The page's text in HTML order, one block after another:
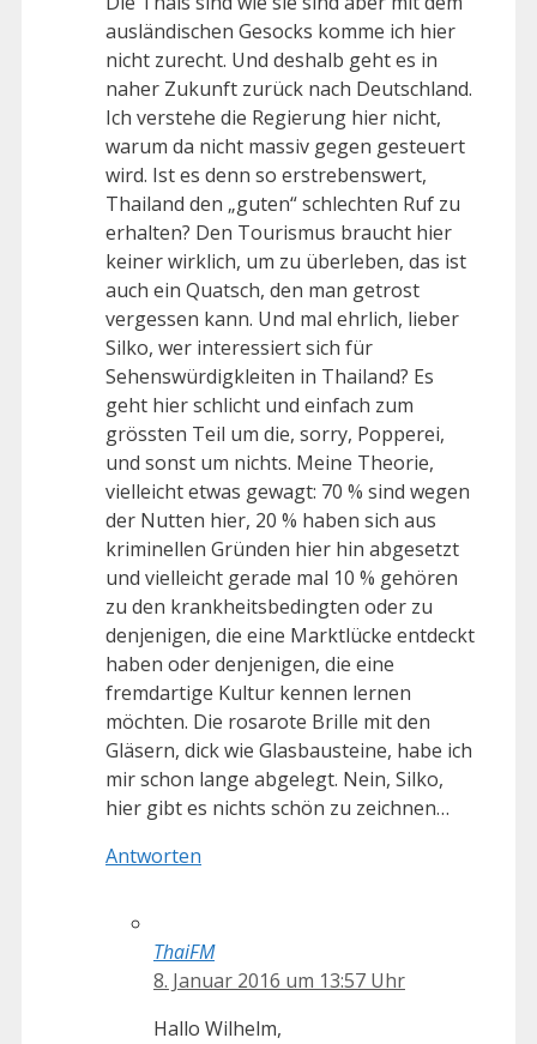
ausländischen Gesocks komme ich hier
nicht zurecht. Und deshalb geht es in
naher Zukunft zurück nach Deutschland.
Ich verstehe die Regierung hier nicht,
warum da nicht massiv gegen gesteuert
wird. Ist es denn so erstrebenswert,
Thailand den „guten“ schlechten Ruf zu
erhalten? Den Tourismus braucht hier
keiner wirklich, um zu überleben, das ist
auch ein Quatsch, den man getrost
vergessen kann. Und mal ehrlich, lieber
Silko, wer interessiert sich für
Sehenswürdigkleiten in Thailand? Es
geht hier schlicht und einfach zum
grössten Teil um die, sorry, Popperei,
und sonst um nichts. Meine Theorie,
vielleicht etwas gewagt: 70 % sind wegen
der Nutten hier, 20 % haben sich aus
kriminellen Gründen hier hin abgesetzt
und vielleicht gerade mal 10 % gehören
zu den krankheitsbedingten oder zu
denjenigen, die eine Marktlücke entdeckt
haben oder denjenigen, die eine
fremdartige Kultur kennen lernen
möchten. Die rosarote Brille mit den
Gläsern, dick wie Glasbausteine, habe ich
mir schon lange abgelegt. Nein, Silko,
hier gibt es nichts schön zu zeichnen…
Antworten
ThaiFM
8. Januar 2016 um 13:57 Uhr
Hallo Wilhelm,